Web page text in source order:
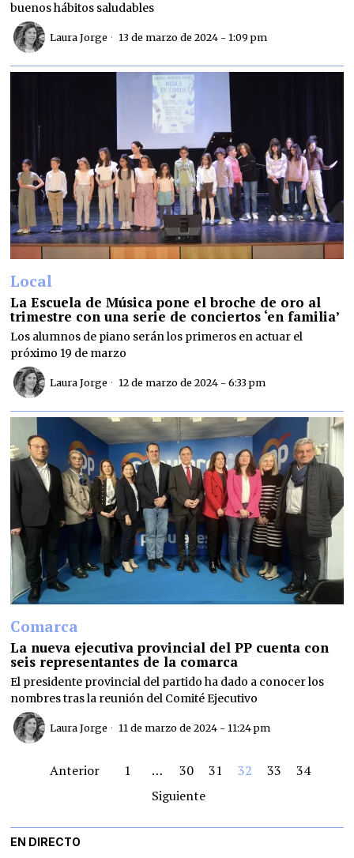
buenos hábitos saludables
Laura Jorge 13 de marzo de 2024 - 1:09 pm
Local
La Escuela de Música pone el broche de oro al
trimestre con una serie de conciertos ‘en familia’
Los alumnos de piano serán los primeros en actuar el
próximo 19 de marzo
Laura Jorge 12 de marzo de 2024 - 6:33 pm
Comarca
La nueva ejecutiva provincial del PP cuenta con
seis representantes de la comarca
El presidente provincial del partido ha dado a conocer los
nombres tras la reunión del Comité Ejecutivo
Laura Jorge 11 de marzo de 2024 - 11:24 pm
Anterior 1 … 30 31 32 33
34
Siguiente
EN DIRECTO